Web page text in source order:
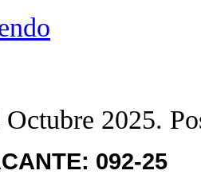
Octubre 2025.
092-25